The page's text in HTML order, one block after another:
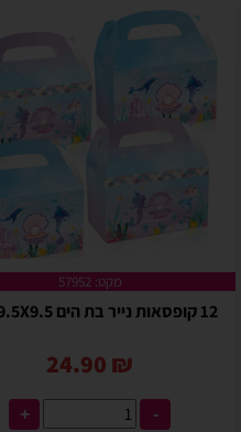
מקט: 57952
12 קופסאות נייר בת הים 9.5X9.5 ס"מ
24.90 ₪
-
+